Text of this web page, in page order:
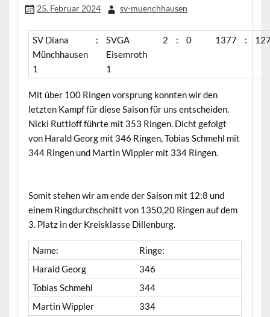
25. Februar 2024 sv-muenchhausen
SV Diana
Münchhausen
1
:
SVGA
Eisemroth
1
2 : 0 1377 :
Mit über 100 Ringen vorsprung konnten wir den
letzten Kampf für diese Saison für uns entscheiden.
Nicki Ruttloff führte mit 353 Ringen. Dicht gefolgt
von Harald Georg mit 346 Ringen, Tobias Schmehl mit
344 Ringen und Martin Wippler mit 334 Ringen.
Somit stehen wir am ende der Saison mit 12:8 und
einem Ringdurchschnitt von 1350,20 Ringen auf dem
3. Platz in der Kreisklasse Dillenburg.
Name:
Ringe:
Harald Georg
346
Tobias Schmehl
344
Martin Wippler
334